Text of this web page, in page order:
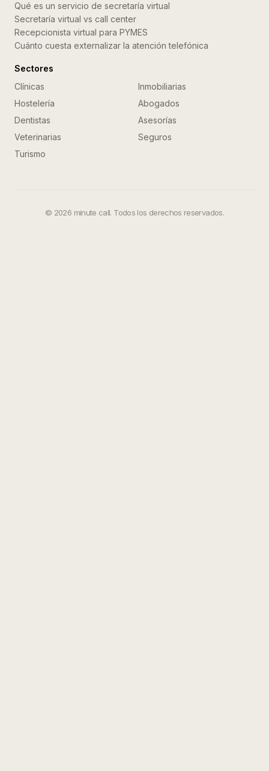
Qué es un servicio de secretaría virtual
Secretaría virtual vs call center
Recepcionista virtual para PYMES
Cuánto cuesta externalizar la atención telefónica
Sectores
Clínicas
Inmobiliarias
Hostelería
Abogados
Dentistas
Asesorías
Veterinarias
Seguros
Turismo
© 2026 minute call. Todos los derechos reservados.